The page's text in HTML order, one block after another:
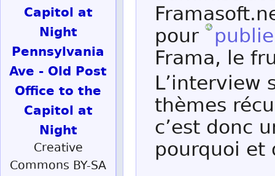
pour
Frama, le
L’interview
thèmes
c’est donc
pourquoi
Pennsylvania
Ave - Old Post
Office to the
Capitol at
Night
Creative
Commons BY-SA